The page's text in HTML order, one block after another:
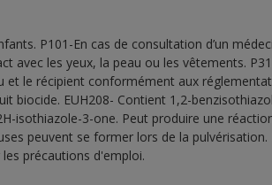
P101-En cas de consultation d’un
avec les yeux, la peau ou les vêtements.
et le récipient conformément aux
biocide. EUH208- Contient 1,2-
isothiazole-3-one. Peut produire une
peuvent se former lors de la
précautions d'emploi.